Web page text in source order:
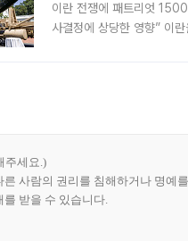
이란 전쟁에 패트리엇
사결정에 상당한 영향” 이